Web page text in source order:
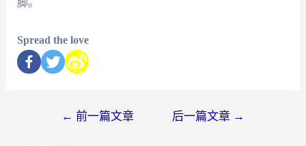
脚。
Spread the love
← 前一篇文章 后一篇文章 →